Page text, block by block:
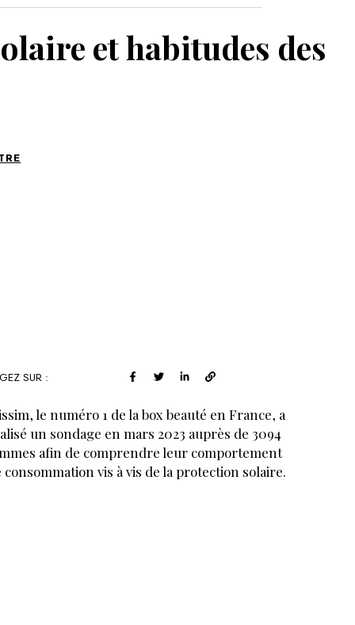
et habitudes des
SUR :
le numéro 1 de la box beauté en France, a
un sondage en mars 2023 auprès de 3094
afin de comprendre leur comportement
consommation vis à vis de la protection solaire.